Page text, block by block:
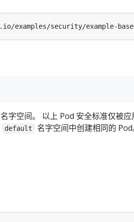
名字空间。 以上 Pod 安全标准仅被应
default 名字空间中创建相同的